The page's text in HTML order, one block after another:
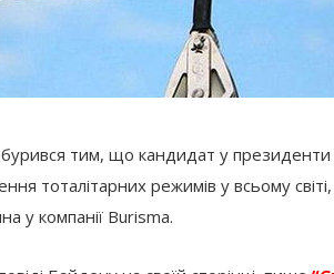
тим, що кандидат у
тоталітарних режимів у всьому світі,
у компанії Burisma.